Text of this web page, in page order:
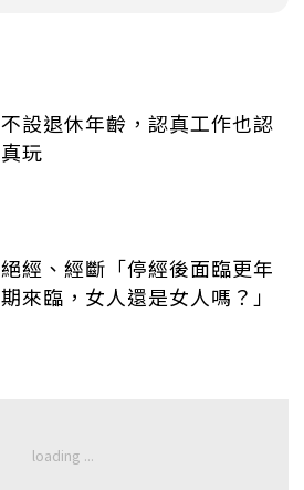
不設退休年齡，認真工作也認
真玩
絕經、經斷「停經後面臨更年
期來臨，女人還是女人嗎？」